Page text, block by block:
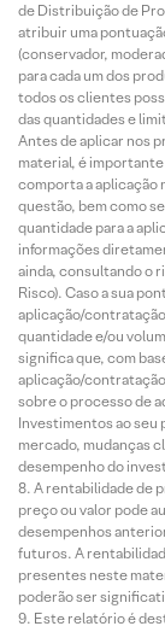
de Distribuição de
atribuir uma
(conservador,
para cada um dos
todos os clientes
das quantidades e
Antes de aplicar nos
material, é
comporta a aplicação
questão, bem como
quantidade para a
informações
ainda, consultando o
Risco). Caso a sua
aplicação/
quantidade e/ou
significa que, com
aplicação/contratação
sobre o processo de
Investimentos ao seu
mercado, mudanças
desempenho do
A rentabilidade de
preço ou valor pode
desempenhos
futuros. A
presentes neste
poderão ser
Este relatório é